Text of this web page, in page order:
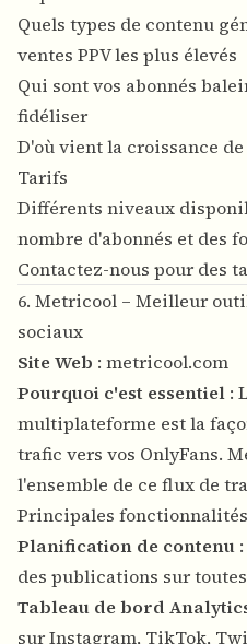
Quels types de contenu
ventes PPV les plus élevés
Qui sont vos abonnés
fidéliser
D'où vient la croissance
Tarifs
Différents niveaux
nombre d'abonnés et des
Contactez-nous pour des
6. Metricool – Meilleur
sociaux
Site Web : metricool.com
Pourquoi c'est essentiel :
multiplateforme est la
trafic vers vos OnlyFans.
l'ensemble de ce flux de
Principales fonctionnalités
Planification de contenu
des publications sur
Tableau de bord
sur Instagram, TikTok,